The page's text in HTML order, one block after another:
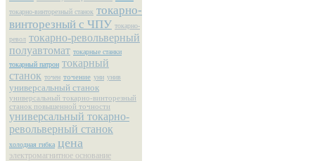
токарно-винторезный станок токарно-
винторезный с ЧПУ токарно-
револ токарно-револьверный
полуавтомат токарные станки
токарный патрон токарный
станок точен точение уни унив
универсальный станок
универсальный токарно-винторезный
станок повышенной точности
универсальный токарно-
револьверный станок
холодная гибка цена
электромагнитное основание